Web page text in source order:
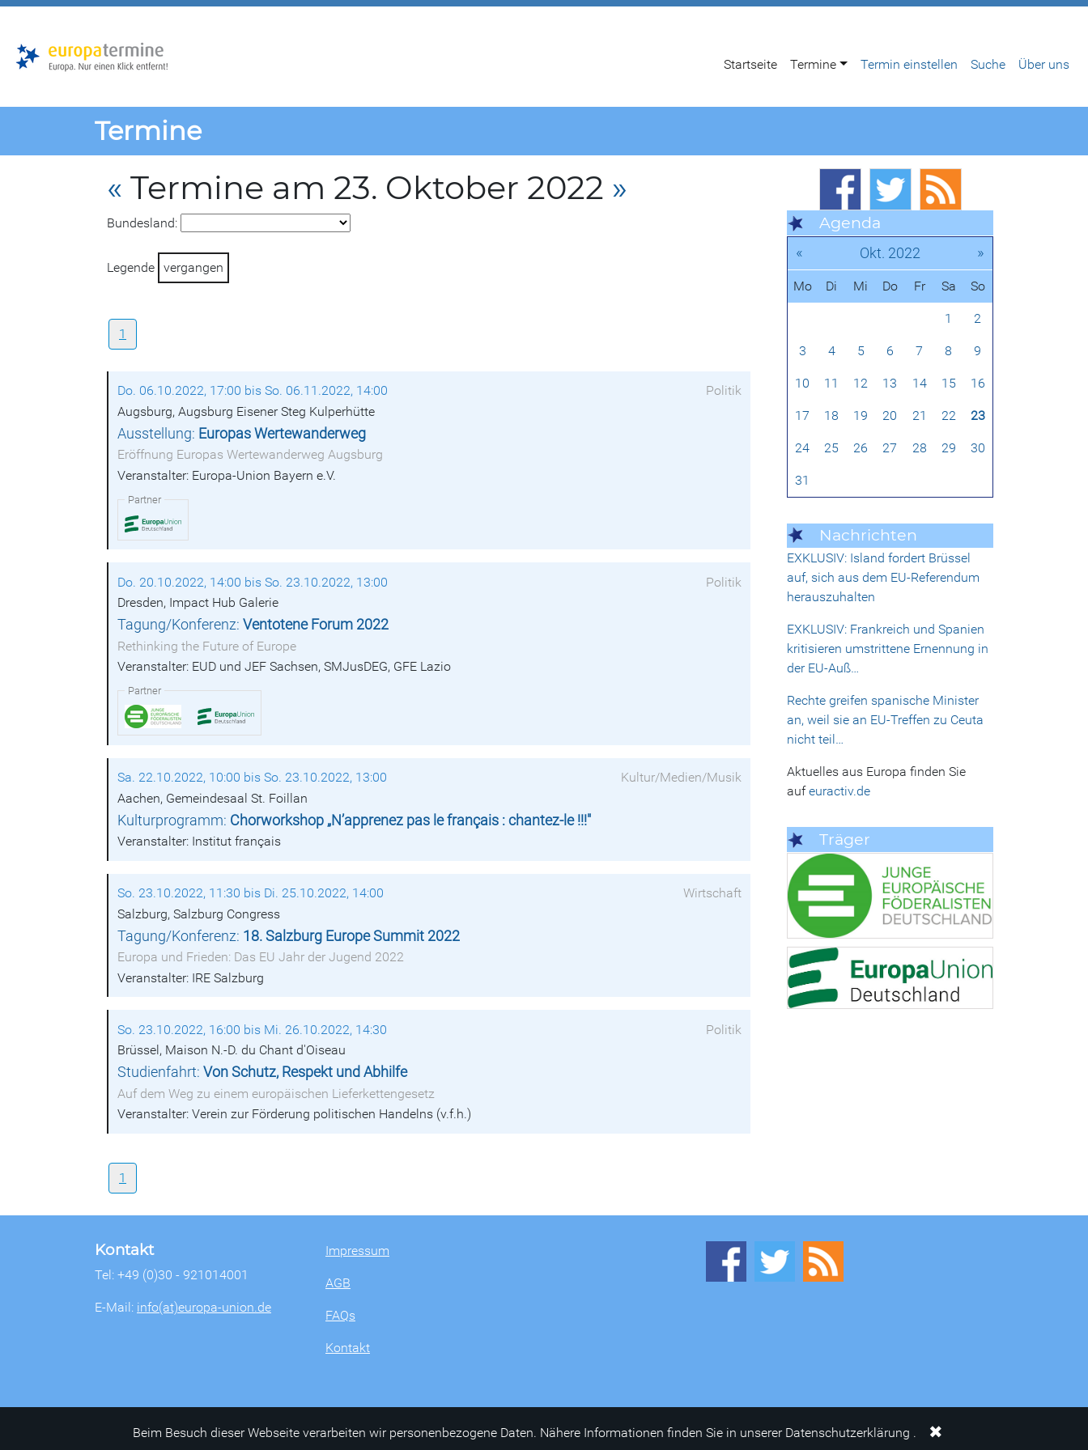
Startseite
Termine Termin einstellen Suche Über uns
Termine
« Termine am 23. Oktober 2022 »
Bundesland:
Legende vergangen
1
Do. 06.10.2022, 17:00 bis So. 06.11.2022, 14:00
Politik
Augsburg, Augsburg Eisener Steg Kulperhütte
Ausstellung: Europas Wertewanderweg
Eröffnung Europas Wertewanderweg Augsburg
Veranstalter: Europa-Union Bayern e.V.
Partner
Do. 20.10.2022, 14:00 bis So. 23.10.2022, 13:00
Politik
Dresden, Impact Hub Galerie
Tagung/Konferenz:Ventotene Forum 2022
Rethinking the Future of Europe
Veranstalter: EUD und JEF Sachsen, SMJusDEG, GFE Lazio
Partner
Sa. 22.10.2022, 10:00 bis So. 23.10.2022, 13:00
Kultur/Medien/Musik
Aachen, Gemeindesaal St. Foillan
Kulturprogramm: Chorworkshop „N’apprenez pas le français : chantez-le !!!"
Veranstalter: Institut français
So. 23.10.2022, 11:30 bis Di. 25.10.2022, 14:00
Wirtschaft
Salzburg, Salzburg Congress
Tagung/Konferenz: 18. Salzburg Europe Summit 2022
Europa und Frieden: Das EU Jahr der Jugend 2022
Veranstalter: IRE Salzburg
So. 23.10.2022, 16:00 bis Mi. 26.10.2022, 14:30
Politik
Brüssel, Maison N.-D. du Chant d'Oiseau
Studienfahrt:Von Schutz, Respekt und Abhilfe
Auf dem Weg zu einem europäischen Lieferkettengesetz
Veranstalter: Verein zur Förderung politischen Handelns (v.f.h.)
1
Agenda
« Okt. 2022 »
Mo Di Mi Do Fr Sa So
1 2
3 4 5 6 7 8 9
10 11 12 13 14 15 16
17 18 19 20 21 22 23
24 25 26 27 28 29 30
31
Nachrichten
EXKLUSIV: Island fordert Brüssel
auf, sich aus dem EU-Referendum
herauszuhalten
EXKLUSIV: Frankreich und Spanien
kritisieren umstrittene Ernennung in
der EU-Auß…
Rechte greifen spanische Minister
an, weil sie an EU-Treffen zu Ceuta
nicht teil…
Aktuelles aus Europa finden Sie
aufeuractiv.de
Träger
Kontakt
Tel: +49 (0)30 - 921014001
E-Mail: info(at)europa-union.de
Impressum
AGB
FAQs
Kontakt
Beim Besuch dieser Webseite verarbeiten wir personenbezogene Daten. Nähere Informationen finden Sie in unserer Datenschutzerklärung . ✖